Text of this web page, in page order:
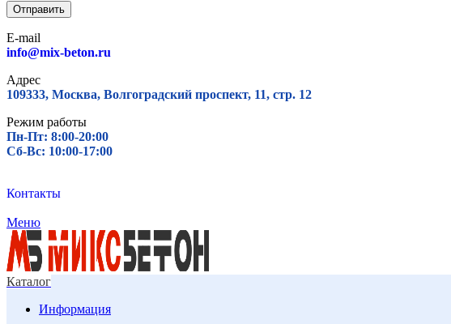
E-mail
info@mix-beton.ru
Адрес
109333, Москва, Волгоградский проспект, 11, стр. 12
Режим работы
Пн-Пт: 8:00-20:00
Сб-Вс: 10:00-17:00
Контакты
Меню
Каталог
Информация